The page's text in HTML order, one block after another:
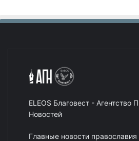
ELEOS Благовест - Агентство
Новостей
Главные новости православия